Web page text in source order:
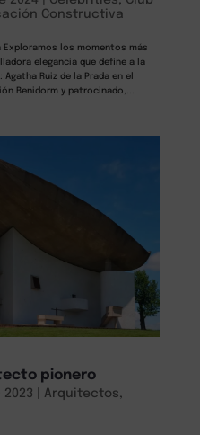
Constructiva
Exploramos los momentos más
elegancia que define a la
Ruiz de la Prada en el
Benidorm y patrocinado,...
pionero
2023 Arquitectos,